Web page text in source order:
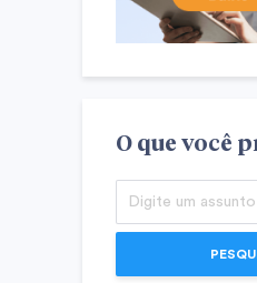
O que você